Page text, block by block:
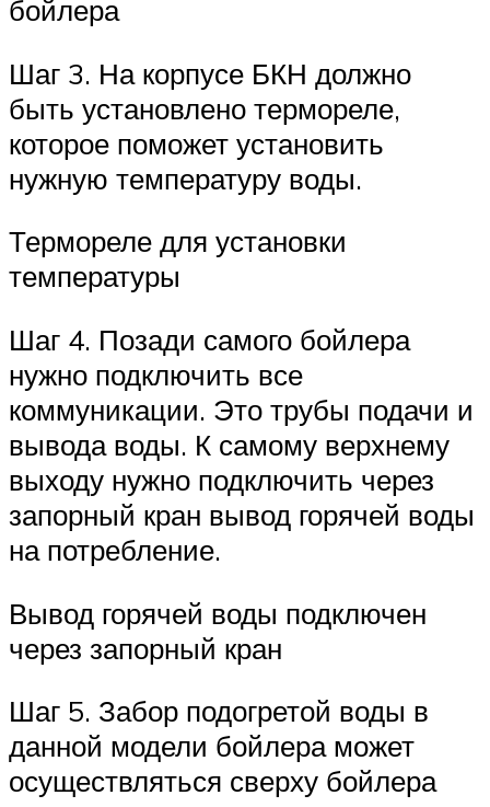
бойлера
Шаг 3. На корпусе БКН должно
быть установлено термореле,
которое поможет установить
нужную температуру воды.
Термореле для установки
температуры
Шаг 4. Позади самого бойлера
нужно подключить все
коммуникации. Это трубы подачи и
вывода воды. К самому верхнему
выходу нужно подключить через
запорный кран вывод горячей воды
на потребление.
Вывод горячей воды подключен
через запорный кран
Шаг 5. Забор подогретой воды в
данной модели бойлера может
осуществляться сверху бойлера